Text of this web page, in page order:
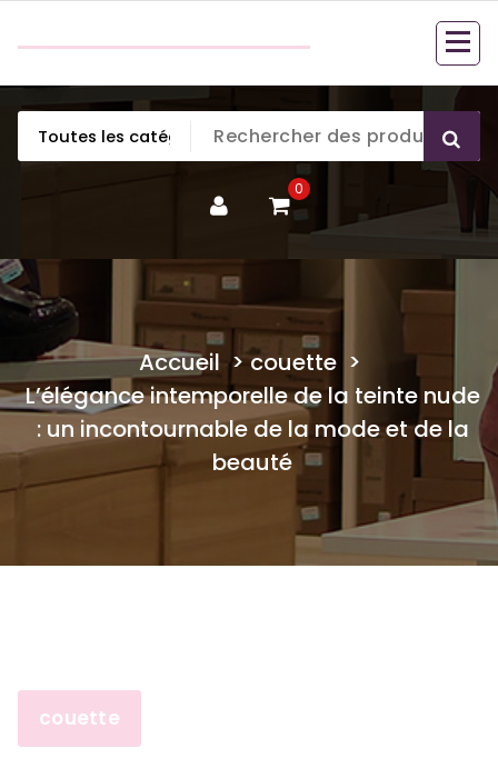
0
Accueil >couette>
L’élégance intemporelle de la teinte nude
: un incontournable de la mode et de la
beauté
couette